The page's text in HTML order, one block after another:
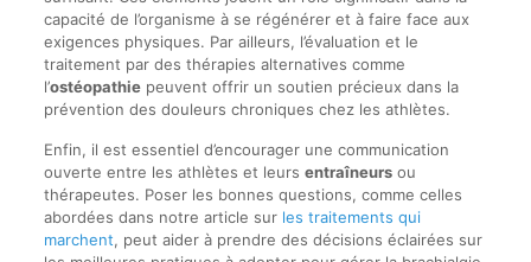
capacité de l’organisme à se régénérer et à faire face aux
exigences physiques. Par ailleurs, l’évaluation et le
traitement par des thérapies alternatives comme
l’ostéopathiepeuvent offrir un soutien précieux dans la
prévention des douleurs chroniques chez les athlètes.
Enfin, il est essentiel d’encourager une communication
ouverte entre les athlètes et leurs entraîneursou
thérapeutes. Poser les bonnes questions, comme celles
abordées dans notre article sur les traitements qui
marchent, peut aider à prendre des décisions éclairées sur